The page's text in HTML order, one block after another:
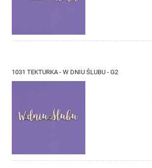
1031 TEKTURKA - W DNIU ŚLUBU - G2